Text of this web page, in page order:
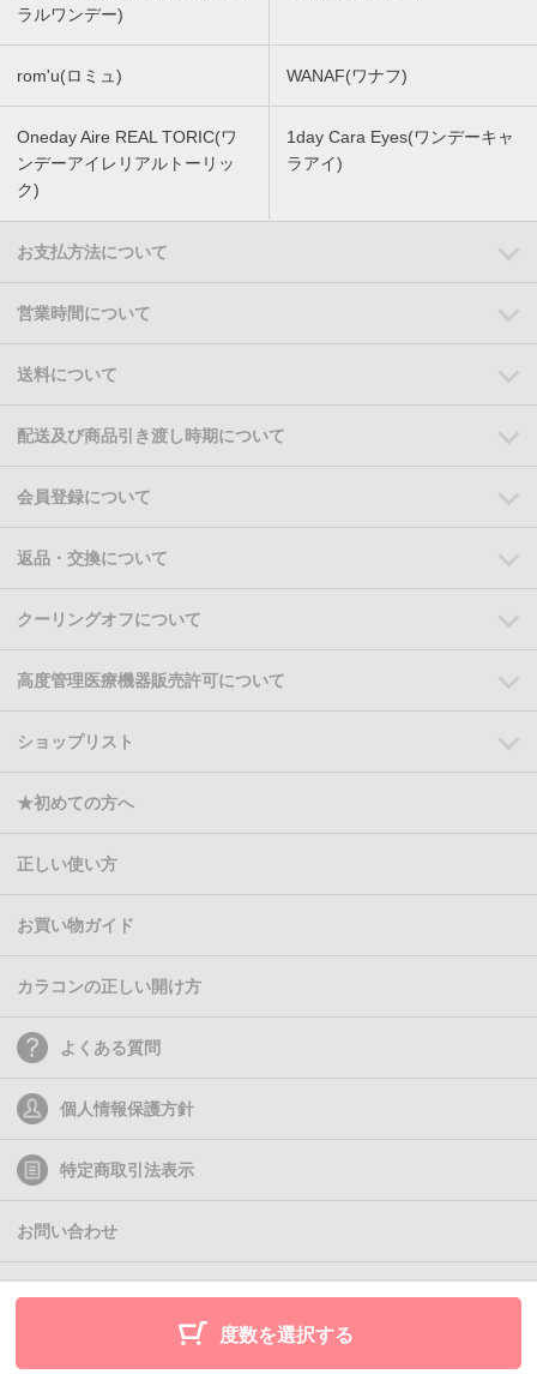
度数を選択する
ラルワンデー)
rom'u(ロミュ) WANAF(ワナフ)
Oneday Aire REAL TORIC(ワ
ンデーアイレリアルトーリッ
ク)
1day Cara Eyes(ワンデーキャ
ラアイ)
お支払方法について
営業時間について
送料について
配送及び商品引き渡し時期について
会員登録について
返品・交換について
クーリングオフについて
高度管理医療機器販売許可について
ショップリスト
★初めての方へ
正しい使い方
お買い物ガイド
カラコンの正しい開け方
よくある質問
個人情報保護方針
特定商取引法表示
お問い合わせ
(C)2011- Queen Eyes